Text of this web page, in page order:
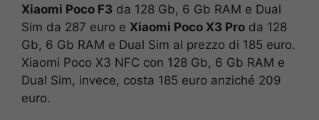
Xiaomi Poco F3 da 128 Gb, 6 Gb RAM e Dual
Sim da 287 euro e Xiaomi Poco X3 Pro da 128
Gb, 6 Gb RAM e Dual Sim al prezzo di 185 euro.
Xiaomi Poco X3 NFC con 128 Gb, 6 Gb RAM e
Dual Sim, invece, costa 185 euro anziché 209
euro.